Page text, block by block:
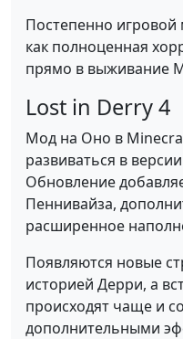
Постепенно игровой
как полноценная
прямо в выживание
Lost in Derry 4
Мод на Оно в
развиваться в
Обновление
Пеннивайза,
расширенное
Появляются новые
историей Дерри, а
происходят чаще и
дополнительными